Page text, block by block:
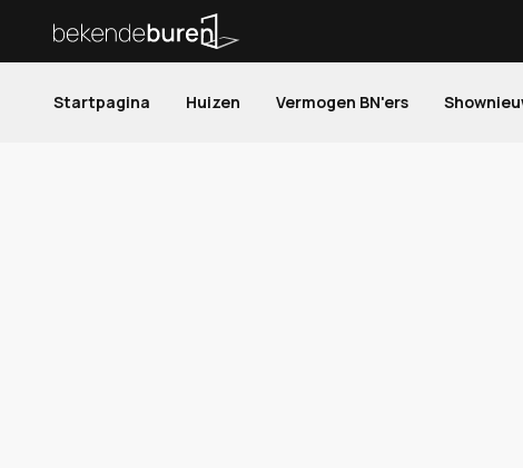
Startpagina Huizen Vermogen BN'ers